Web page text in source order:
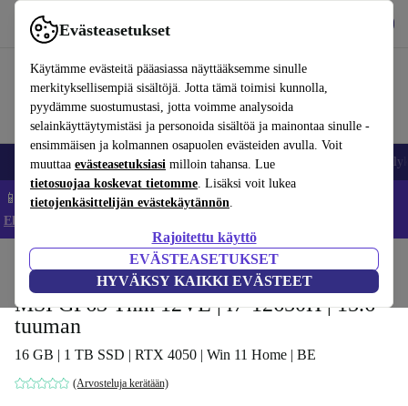
Evästeasetukset
Käytämme evästeitä pääasiassa näyttääksemme sinulle
merkityksellisempiä sisältöjä. Jotta tämä toimisi kunnolla,
pyydämme suostumustasi, jotta voimme analysoida
selainkäyttäytymistäsi ja personoida sisältöä ja mainontaa sinulle -
ensimmäisen ja kolmannen osapuolen evästeiden avulla. Voit
muuttaa evästeasetuksiasi milloin tahansa. Lue
tietosuojaa koskevat tietomme. Lisäksi voit lukea
tietojenkäsittelijän evästekäytännön.
Rajoitettu käyttö
EVÄSTEASETUKSET
HYVÄKSY KAIKKI EVÄSTEET
Käytä refurbed-palvelua nopeasti ja helposti
Matkapuhelimet ja älypuhelimet Kannettavat tietokoneet
📱 Säästä 5 % LISÄÄ iPhoneista – Koodi: IPHONEDEAL –
Ehdot ja säännöt
Kannettavat tietokoneet
MSI GF63 Thin 12VE | i7-12650H | 15.6-
tuuman
16 GB | 1 TB SSD | RTX 4050 | Win 11 Home | BE
(Arvosteluja kerätään)